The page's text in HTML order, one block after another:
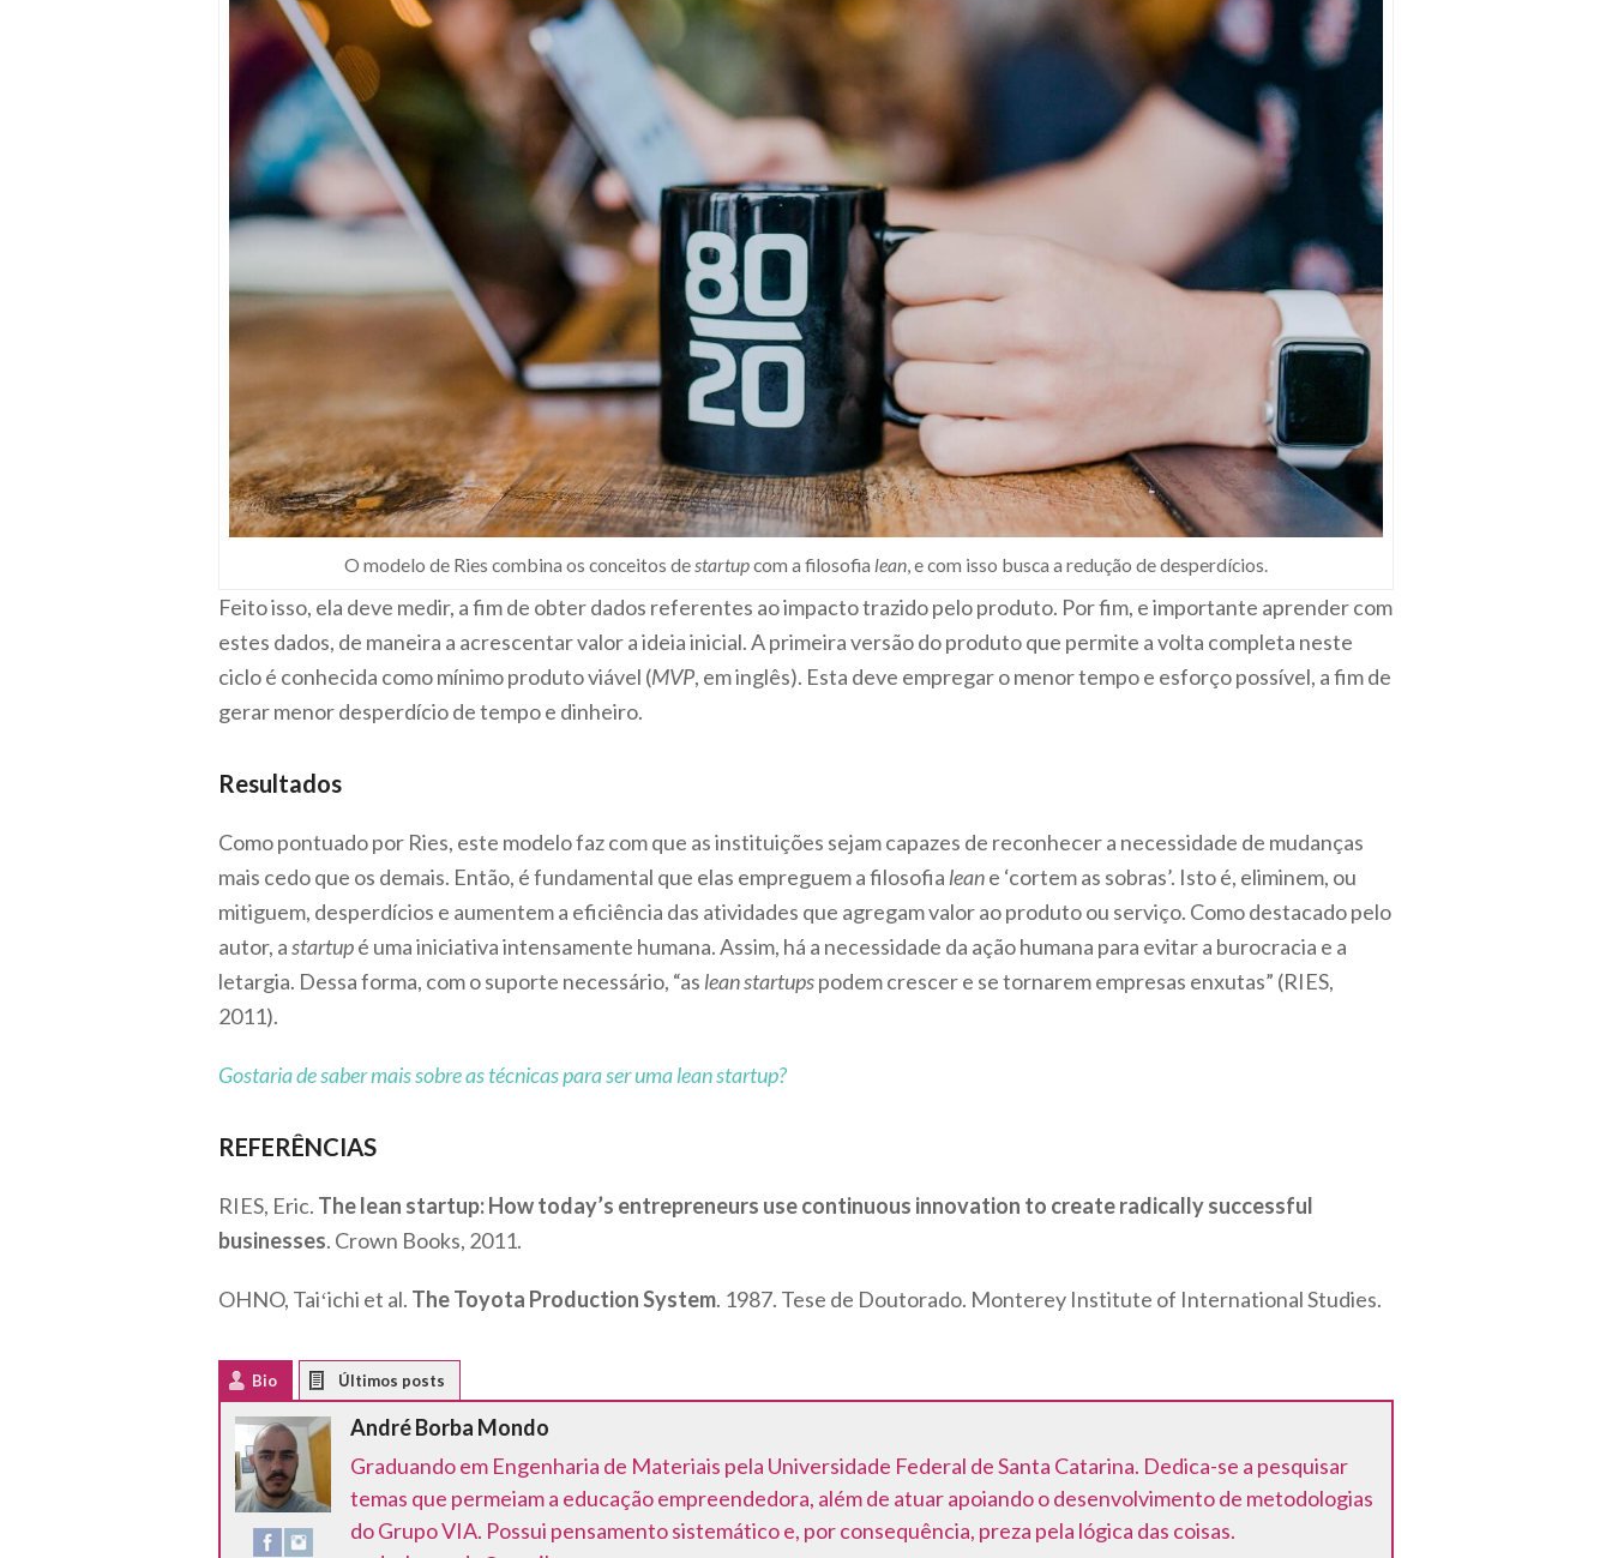
O modelo de Ries combina os conceitos destartupcom a filosofia lean, e com isso busca a redução de desperdícios.
Feito isso, ela deve medir, a fim de obter dados referentes ao impacto trazido pelo produto. Por fim, e importante aprender com
estes dados, de maneira a acrescentar valor a ideia inicial. A primeira versão do produto que permite a volta completa neste
ciclo é conhecida como mínimo produto viável (MVP, em inglês). Esta deve empregar o menor tempo e esforço possível, a fim de
gerar menor desperdício de tempo e dinheiro.
Resultados
Como pontuado por Ries, este modelo faz com que as instituições sejam capazes de reconhecer a necessidade de mudanças
mais cedo que os demais. Então, é fundamental que elas empreguem a filosofia leane ‘cortem as sobras’. Isto é, eliminem, ou
mitiguem, desperdícios e aumentem a eficiência das atividades que agregam valor ao produto ou serviço. Como destacado pelo
autor, astartupé uma iniciativa intensamente humana. Assim, há a necessidade da ação humana para evitar a burocracia e a
letargia. Dessa forma, com o suporte necessário, “as lean startupspodem crescer e se tornarem empresas enxutas” (RIES,
2011).
Gostaria de saber mais sobre as técnicas para ser uma lean startup?
REFERÊNCIAS
RIES, Eric. The lean startup: How today’s entrepreneurs use continuous innovation to create radically successful
businesses. Crown Books, 2011.
OHNO, Taiʻichi et al. The Toyota Production System. 1987. Tese de Doutorado. Monterey Institute of International Studies.
Bio
André Borba Mondo
Graduando em Engenharia de Materiais pela Universidade Federal de Santa Catarina. Dedica-se a pesquisar
temas que permeiam a educação empreendedora, além de atuar apoiando o desenvolvimento de metodologias
do Grupo VIA. Possui pensamento sistemático e, por consequência, preza pela lógica das coisas.